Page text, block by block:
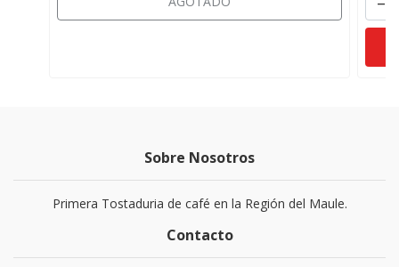
Sobre Nosotros
Primera Tostaduria de café en la Región del Maule.
Contacto